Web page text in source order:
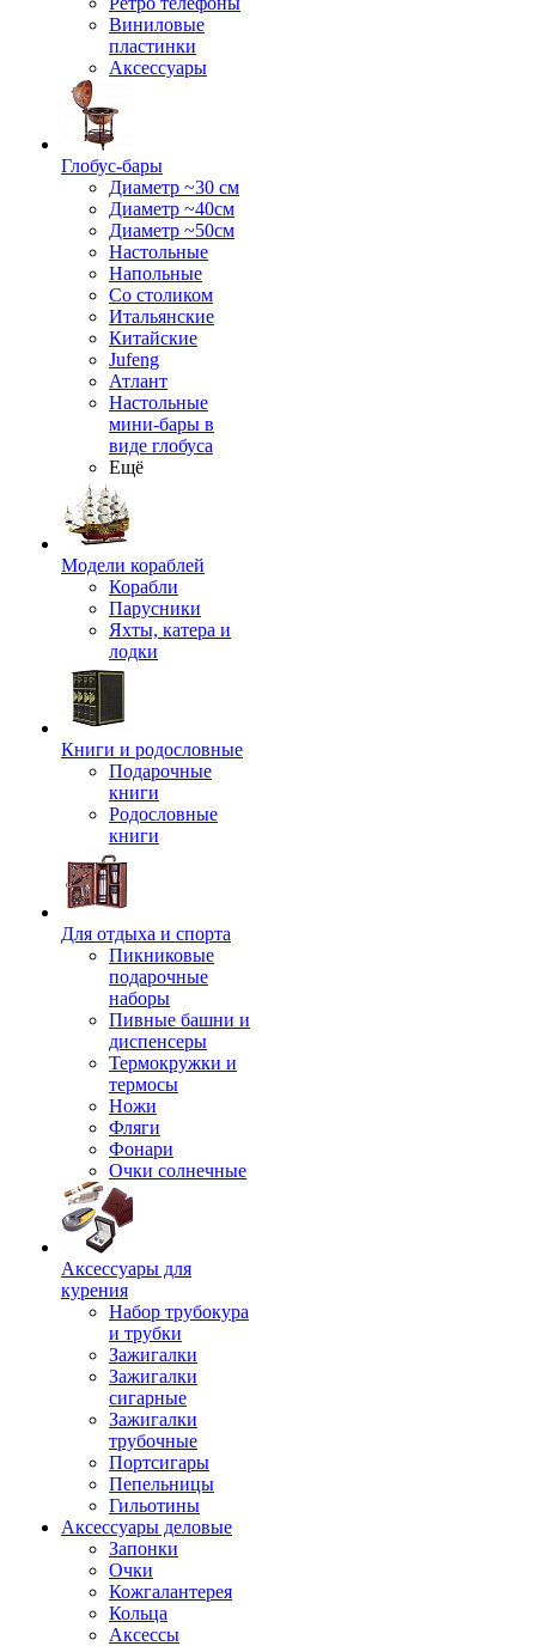
Виниловые
пластинки
Аксессуары
Глобус-бары
Диаметр ~30 см
Диаметр ~40см
Диаметр ~50см
Настольные
Напольные
Со столиком
Итальянские
Китайские
Jufeng
Атлант
Настольные
мини-бары в
виде глобуса
Ещё
Модели кораблей
Корабли
Парусники
Яхты, катера и
лодки
Книги и родословные
Подарочные
книги
Родословные
книги
Для отдыха и спорта
Пикниковые
подарочные
наборы
Пивные башни и
диспенсеры
Термокружки и
термосы
Ножи
Фляги
Фонари
Очки солнечные
Аксессуары для
курения
Набор трубокура
и трубки
Зажигалки
Зажигалки
сигарные
Зажигалки
трубочные
Портсигары
Пепельницы
Гильотины
Аксессуары деловые
Запонки
Очки
Кожгалантерея
Кольца
Аксессы